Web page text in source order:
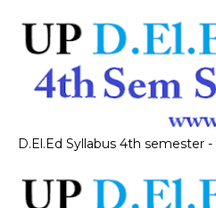
D.El.Ed Syllabus 4th semester -